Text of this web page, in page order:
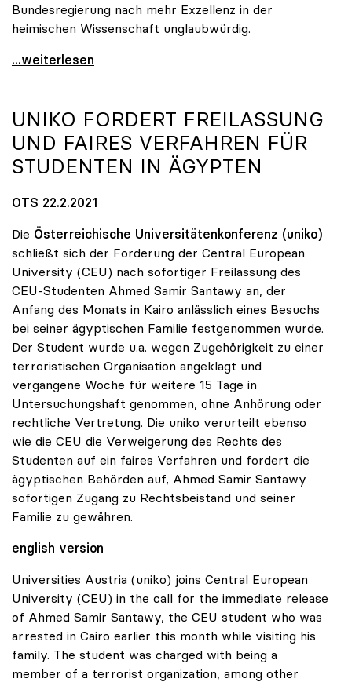
Bundesregierung nach mehr Exzellenz in der
heimischen Wissenschaft unglaubwürdig.
uniko über Wegfall von Förderungen des
...weiterlesen
UNIKO FORDERT FREILASSUNG
UND FAIRES VERFAHREN FÜR
STUDENTEN IN ÄGYPTEN
OTS 22.2.2021
Die Österreichische Universitätenkonferenz (uniko)
schließt sich der Forderung der Central European
University (CEU) nach sofortiger Freilassung des
CEU-Studenten Ahmed Samir Santawy an, der
Anfang des Monats in Kairo anlässlich eines Besuchs
bei seiner ägyptischen Familie festgenommen wurde.
Der Student wurde u.a. wegen Zugehörigkeit zu einer
terroristischen Organisation angeklagt und
vergangene Woche für weitere 15 Tage in
Untersuchungshaft genommen, ohne Anhörung oder
rechtliche Vertretung. Die uniko verurteilt ebenso
wie die CEU die Verweigerung des Rechts des
Studenten auf ein faires Verfahren und fordert die
ägyptischen Behörden auf, Ahmed Samir Santawy
sofortigen Zugang zu Rechtsbeistand und seiner
Familie zu gewähren.
english version
Universities Austria (uniko) joins Central European
University (CEU) in the call for the immediate release
of Ahmed Samir Santawy, the CEU student who was
arrested in Cairo earlier this month while visiting his
family. The student was charged with being a
member of a terrorist organization, among other